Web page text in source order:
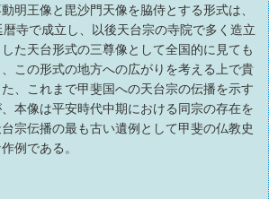
明王像と毘沙門天像を脇侍とする形式は、
寺で成立し、以後天台宗の寺院で多く造立
た天台形式の三尊像として全国的に見ても
この形式の地方への広がりを考える上で貴
、これまで甲斐国への天台宗の伝播を示す
本像は平安時代中期における同宗の存在を
宗伝播の最も古い遺例として甲斐の仏教史
例である。